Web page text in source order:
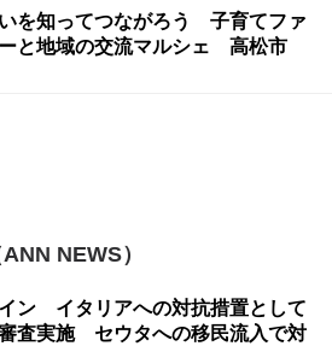
を知ってつながろう 子育てファ
と地域の交流マルシェ 高松市
NEWS）
ン イタリアへの対抗措置として
査実施 セウタへの移民流入で対